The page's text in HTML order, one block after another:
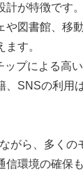
が特徴です。
や図書館、移
す。
プによる高
、SNSの利用
がら、多くの
信環境の確保